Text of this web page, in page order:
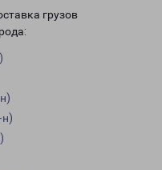
грузов
н)